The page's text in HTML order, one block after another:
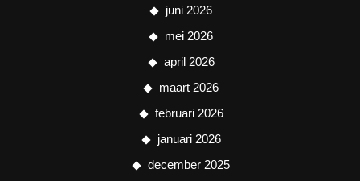
juni 2026
mei 2026
april 2026
maart 2026
februari 2026
januari 2026
december 2025